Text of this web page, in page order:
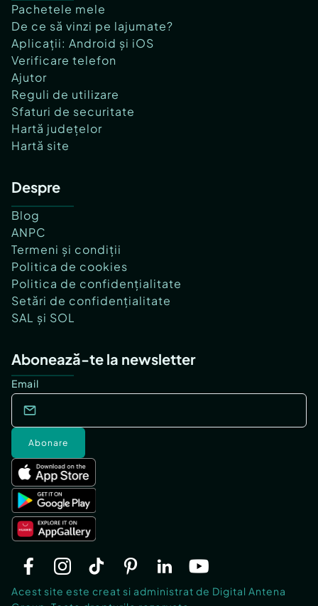
Pachetele mele
De ce să vinzi pe lajumate?
Aplicații: Android și iOS
Verificare telefon
Ajutor
Reguli de utilizare
Sfaturi de securitate
Hartă județelor
Hartă site
Despre
Blog
ANPC
Termeni și condiții
Politica de cookies
Politica de confidențialitate
Setări de confidențialitate
SAL și SOL
Abonează-te la newsletter
Email
Abonare
Acest site este creat si administrat de Digital Antena